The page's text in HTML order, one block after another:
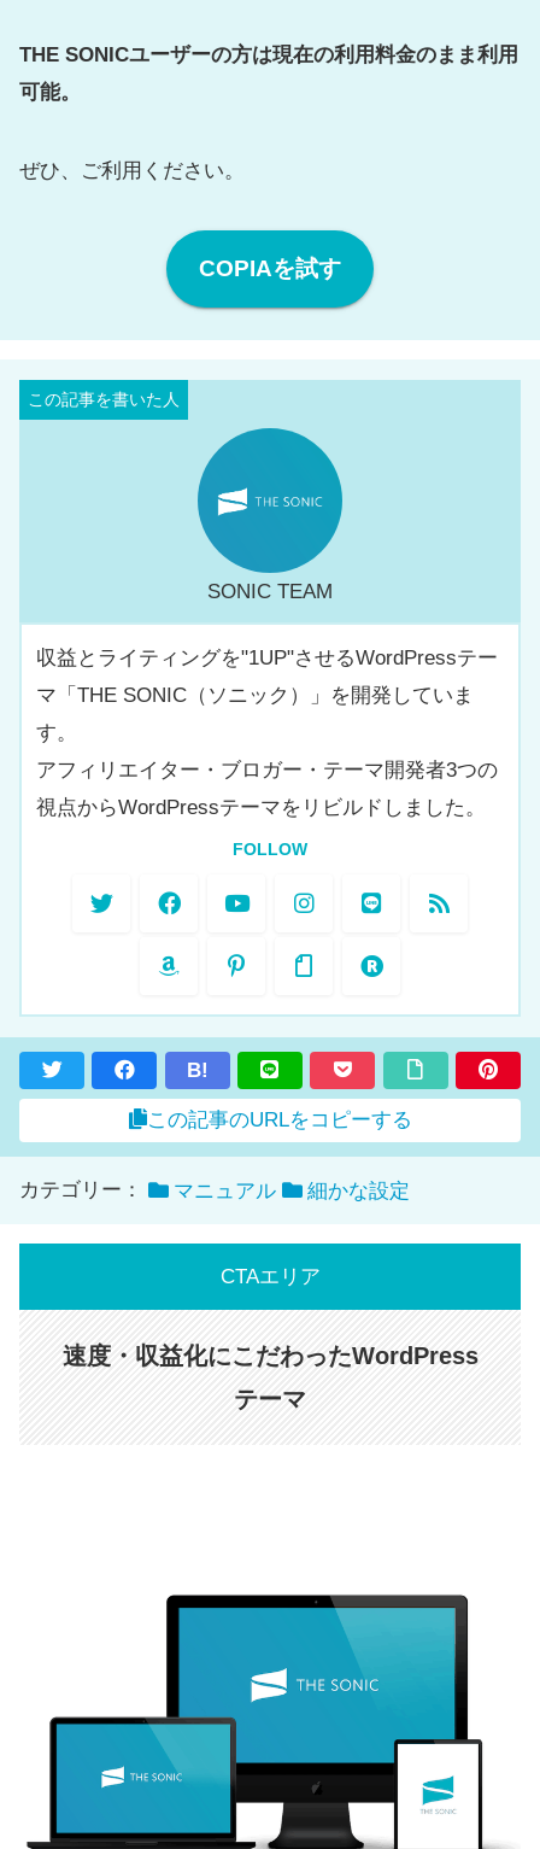
THE SONICユーザーの方は現在の利用料金のまま利用
可能。
ぜひ、ご利用ください。
COPIAを試す
SONIC TEAM
収益とライティングを"1UP"させるWordPressテー
マ「THE SONIC（ソニック）」を開発していま
す。
アフィリエイター・ブロガー・テーマ開発者3つの
視点からWordPressテーマをリビルドしました。
FOLLOW
B!
この記事のURLをコピーする
カテゴリー： マニュアル 細かな設定
CTAエリア
速度・収益化にこだわったWordPress
テーマ